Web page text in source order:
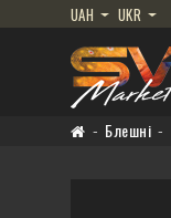
UAH UKR
Блешні